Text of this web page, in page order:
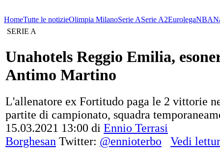
HomeTutte le notizieOlimpia MilanoSerie ASerie A2EurolegaNBA
SERIE A
Unahotels Reggio Emilia,
Antimo Martino
L'allenatore ex Fortitudo paga le 2 vittorie
partite di campionato, squadra
15.03.2021 13:00 di Ennio Terrasi
Borghesan Twitter: @ennioterbo
Vedi